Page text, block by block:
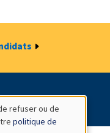
refuser ou de
politique de